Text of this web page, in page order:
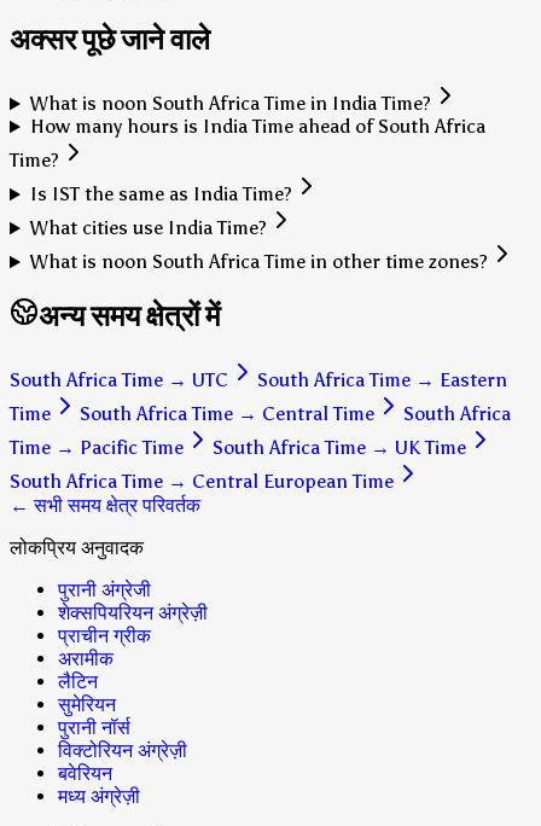
अक्सर पूछे जाने वाले
What is noon South Africa Time in India Time?
How many hours is India Time ahead of South Africa
Time?
Is IST the same as India Time?
What cities use India Time?
What is noon South Africa Time in other time zones?
अन्य समय क्षेत्रों में
South Africa Time → UTC South Africa Time → Eastern
Time
South Africa Time → Central Time
South Africa
Time → Pacific Time South Africa Time → UK Time
South Africa Time → Central European Time
← सभी समय क्षेत्र परिवर्तक
लोकप्रिय अनुवादक
पुरानी अंग्रेजी
शेक्सपियरियन अंग्रेज़ी
प्राचीन ग्रीक
अरामीक
लैटिन
सुमेरियन
पुरानी नॉर्स
विक्टोरियन अंग्रेज़ी
बवेरियन
मध्य अंग्रेज़ी